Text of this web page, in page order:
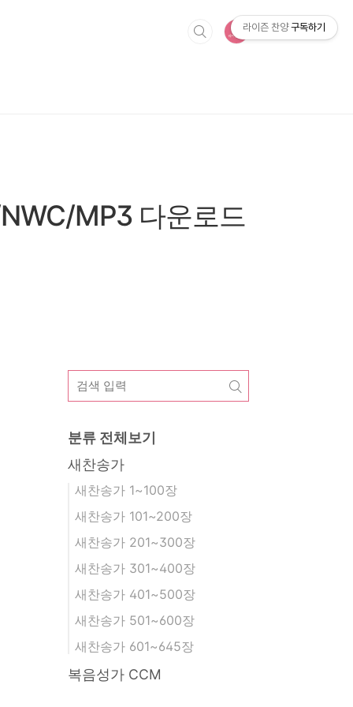
MP3 다운로드
분류 전체보기
새찬송가
새찬송가 1~100장
새찬송가 101~200장
새찬송가 201~300장
새찬송가 301~400장
새찬송가 401~500장
새찬송가 501~600장
새찬송가 601~645장
복음성가 CCM
라이즌 찬양 구독하기